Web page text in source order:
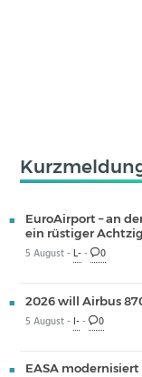
EuroAirport – an
ein rüstiger
5 August -L-- 0
2026 will Airbus
5 August - I-- 0
EASA